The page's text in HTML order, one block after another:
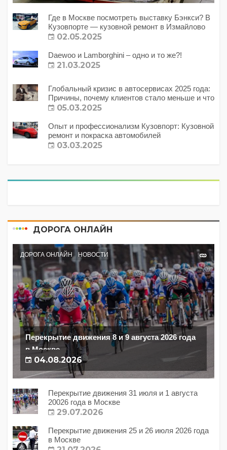
Где в Москве посмотреть выставку Бэнкси? В
Кузовпорте — кузовной ремонт в Измайлово
02.05.2025
Daewoo и Lamborghini – одно и то же?!
21.03.2025
Глобальный кризис в автосервисах 2025 года:
Причины, почему клиентов стало меньше и что
с этим делать?
05.03.2025
Опыт и профессионализм Кузовпорт: Кузовной
ремонт и покраска автомобилей
03.03.2025
ДОРОГА ОНЛАЙН
ДОРОГА ОНЛАЙН НОВОСТИ
Перекрытие движения 8 и 9 августа 2026 года
в Москве
04.08.2026
Перекрытие движения 31 июля и 1 августа
20026 года в Москве
29.07.2026
Перекрытие движения 25 и 26 июля 2026 года
в Москве